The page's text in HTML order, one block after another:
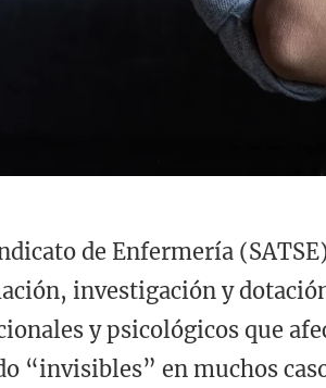
de Enfermería
investigación y
y psicológicos que
“invisibles” en muchos